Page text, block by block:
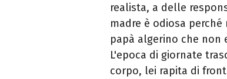
realista, a delle
madre è odiosa perché
papà algerino che non
L'epoca di giornate
corpo, lei rapita di